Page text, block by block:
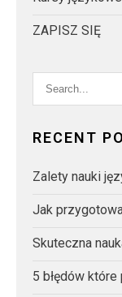
ZAPISZ SIĘ
RECENT
Zalety nauki
Jak
Skuteczna
5 błędów